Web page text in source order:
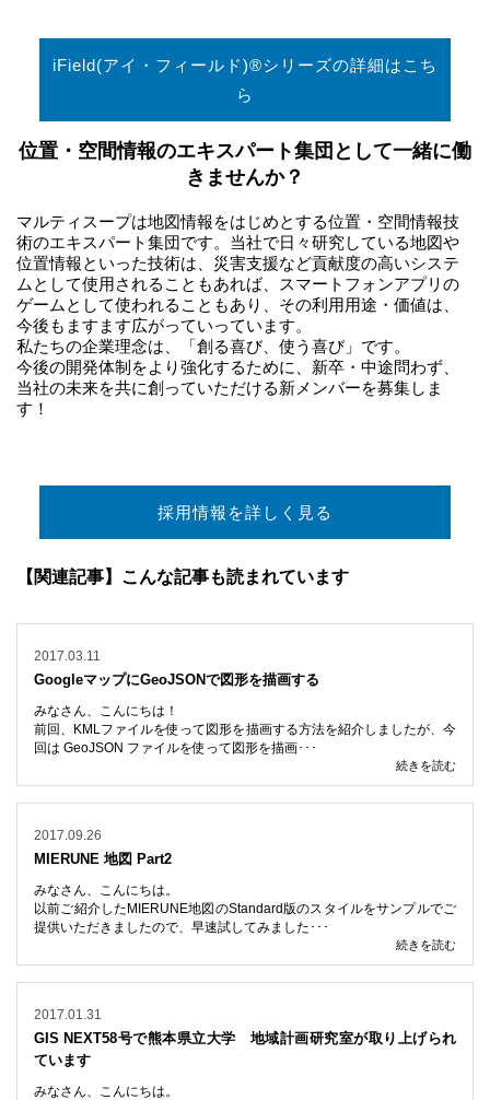
iField(アイ・フィールド)®シリーズの詳細はこち
ら
位置・空間情報のエキスパート集団として一緒に働
きませんか？
マルティスープは地図情報をはじめとする位置・空間情報技
術のエキスパート集団です。当社で日々研究している地図や
位置情報といった技術は、災害支援など貢献度の高いシステ
ムとして使用されることもあれば、スマートフォンアプリの
ゲームとして使われることもあり、その利用用途・価値は、
今後もますます広がっていっています。
私たちの企業理念は、「創る喜び、使う喜び」です。
今後の開発体制をより強化するために、新卒・中途問わず、
当社の未来を共に創っていただける新メンバーを募集しま
す！
採用情報を詳しく見る
【関連記事】こんな記事も読まれています
2017.03.11
GoogleマップにGeoJSONで図形を描画する
みなさん、こんにちは！
前回、KMLファイルを使って図形を描画する方法を紹介しましたが、今
回は GeoJSON ファイルを使って図形を描画･･･
続きを読む
2017.09.26
MIERUNE 地図 Part2
みなさん、こんにちは。
以前ご紹介したMIERUNE地図のStandard版のスタイルをサンプルでご
提供いただきましたので、早速試してみました･･･
続きを読む
2017.01.31
GIS NEXT58号で熊本県立大学 地域計画研究室が取り上げられ
ています
みなさん、こんにちは。